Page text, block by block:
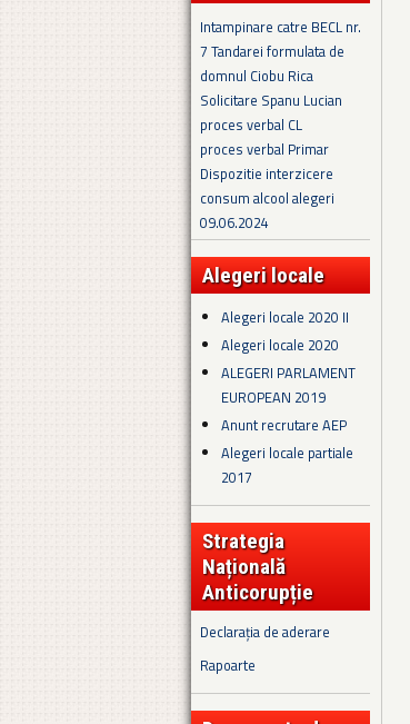
Intampinare catre BECL nr.
7 Tandarei formulata de
domnul Ciobu Rica
Solicitare Spanu Lucian
proces verbal CL
proces verbal Primar
Dispozitie interzicere
consum alcool alegeri
09.06.2024
Alegeri locale
Alegeri locale 2020 II
Alegeri locale 2020
ALEGERI PARLAMENT
EUROPEAN 2019
Anunt recrutare AEP
Alegeri locale partiale
2017
Strategia
Națională
Anticorupție
Declarația de aderare
Rapoarte